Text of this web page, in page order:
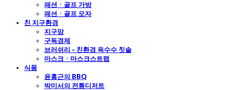
패션ㆍ골프 가방
패션ㆍ골프 모자
친 지구환경
지구맘
구독경제
브러쉬리 - 친환경 옥수수 칫솔
마스크ㆍ마스크스트랩
식품
윤홍근의 BBQ
박미서의 전통디저트